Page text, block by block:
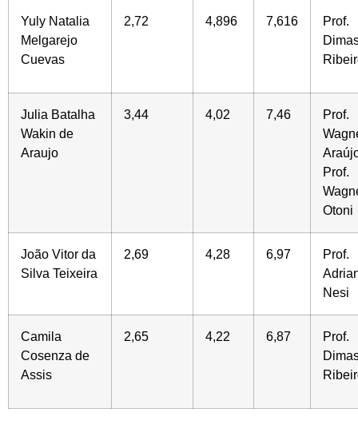
Yuly Natalia
Melgarejo
Cuevas
2,72 4,896 7,616
Prof.
Julia Batalha
Wakin de
Araujo
3,44 4,02 7,46
Prof.
Prof.
Otoni
João Vitor da
Silva Teixeira
2,69 4,28 6,97
Prof.
Nesi
Camila
Cosenza de
Assis
2,65 4,22 6,87
Prof.